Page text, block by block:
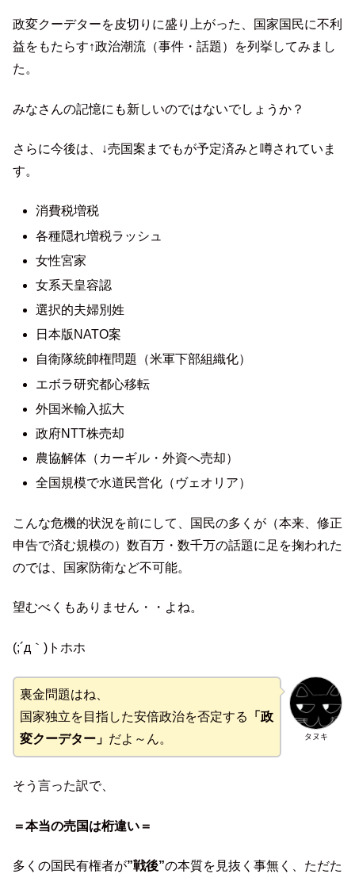
政変クーデターを皮切りに盛り上がった、国家国民に不利
益をもたらす↑政治潮流（事件・話題）を列挙してみまし
た。
みなさんの記憶にも新しいのではないでしょうか？
さらに今後は、↓売国案までもが予定済みと噂されていま
す。
消費税増税
各種隠れ増税ラッシュ
女性宮家
女系天皇容認
選択的夫婦別姓
日本版NATO案
自衛隊統帥権問題（米軍下部組織化）
エボラ研究都心移転
外国米輸入拡大
政府NTT株売却
農協解体（カーギル・外資へ売却）
全国規模で水道民営化（ヴェオリア）
こんな危機的状況を前にして、国民の多くが（本来、修正
申告で済む規模の）数百万・数千万の話題に足を掬われた
のでは、国家防衛など不可能。
望むべくもありません・・よね。
(;´д｀)トホホ
タヌキ
裏金問題はね、
国家独立を目指した安倍政治を否定する
「政
変クーデター」 だよ～ん。
そう言った訳で、
＝本当の売国は桁違い＝
多くの国民有権者が”戦後”の本質を見抜く事無く、ただた